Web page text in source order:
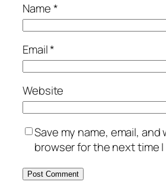
Name*
Email*
Website
Save my name, email,
browser for the next time